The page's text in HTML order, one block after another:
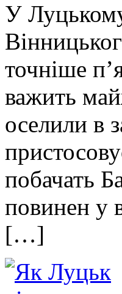
У
точніше
важить
оселили в
побачать
повинен у
[…]